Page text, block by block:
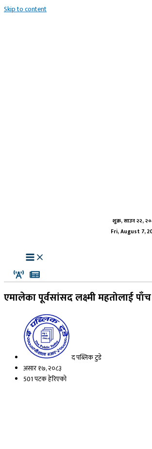
Skip to content
शुक्र, साउन २२,
Fri, August 7,
एमालेका पूर्वसांसद लक्ष्मी महतोलाई
द पब्लिक टुडे
असार १७, २०८३
501 पटक हेरिएको